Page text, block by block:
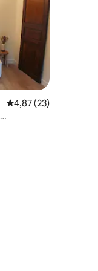
Średnia ocena: 4,87
4,87 (23)